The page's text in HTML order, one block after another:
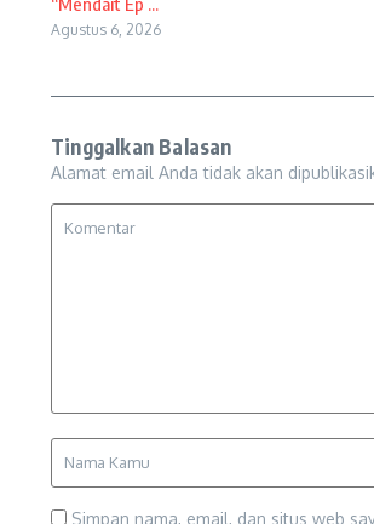
Agustus 6, 2026
Tinggalkan Balasan
Alamat email Anda tidak akan
Simpan nama, email, dan situs web